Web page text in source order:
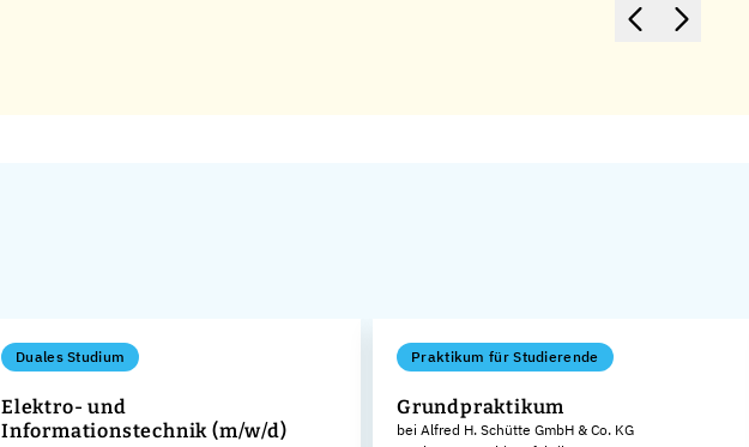
Duales Studium
Elektro- und
Informationstechnik (m/w/d)
Praktikum für Studierende
Grundpraktikum
bei Alfred H. Schütte GmbH & Co. KG